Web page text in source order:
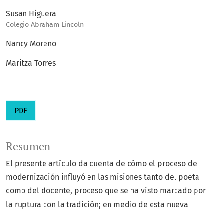
Susan Higuera
Colegio Abraham Lincoln
Nancy Moreno
Maritza Torres
PDF
Resumen
El presente artículo da cuenta de cómo el proceso de
modernización influyó en las misiones tanto del poeta
como del docente, proceso que se ha visto marcado por
la ruptura con la tradición; en medio de esta nueva